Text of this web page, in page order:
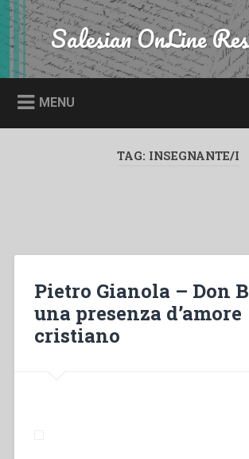
Skip
to
content
Search Salesian OnLine
MENU
TAG: INSEGNANTE/I
Pietro Gianola – Don
una presenza d’amore
cristiano